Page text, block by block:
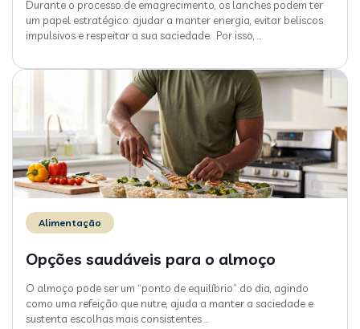
Durante o processo de emagrecimento, os lanches podem ter
um papel estratégico: ajudar a manter energia, evitar beliscos
impulsivos e respeitar a sua saciedade. Por isso,
Alimentação
Opções saudáveis para o almoço
O almoço pode ser um “ponto de equilíbrio” do dia, agindo
como uma refeição que nutre, ajuda a manter a saciedade e
sustenta escolhas mais consistentes